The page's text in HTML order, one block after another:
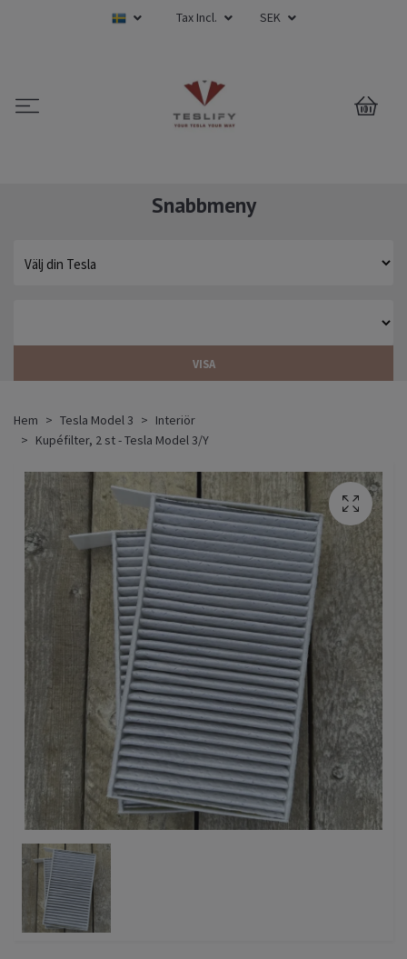
Tax Incl. SEK
0
Snabbmeny
VISA
Hem Tesla Model 3
Interiör
Kupéfilter, 2 st - Tesla Model 3/Y